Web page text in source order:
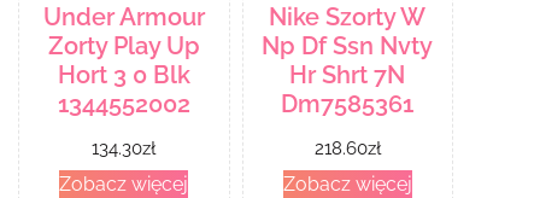
Under Armour
Zorty Play Up
Hort 3 0 Blk
1344552002
134.30zł
Zobacz więcej
Nike Szorty W
Np Df Ssn Nvty
Hr Shrt 7N
Dm7585361
218.60zł
Zobacz więcej